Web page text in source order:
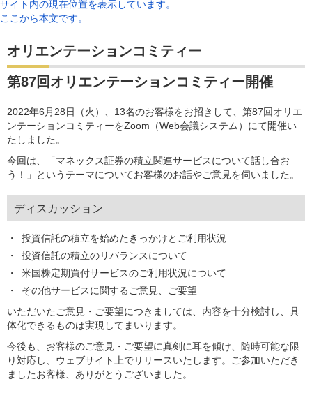
サイト内の現在位置を表示しています。
ここから本文です。
オリエンテーションコミティー
第87回オリエンテーションコミティー開催
2022年6月28日（火）、13名のお客様をお招きして、第87回オリエ
ンテーションコミティーをZoom（Web会議システム）にて開催い
たしました。
今回は、「マネックス証券の積立関連サービスについて話し合お
う！」というテーマについてお客様のお話やご意見を伺いました。
ディスカッション
投資信託の積立を始めたきっかけとご利用状況
投資信託の積立のリバランスについて
米国株定期買付サービスのご利用状況について
その他サービスに関するご意見、ご要望
いただいたご意見・ご要望につきましては、内容を十分検討し、具
体化できるものは実現してまいります。
今後も、お客様のご意見・ご要望に真剣に耳を傾け、随時可能な限
り対応し、ウェブサイト上でリリースいたします。ご参加いただき
ましたお客様、ありがとうございました。